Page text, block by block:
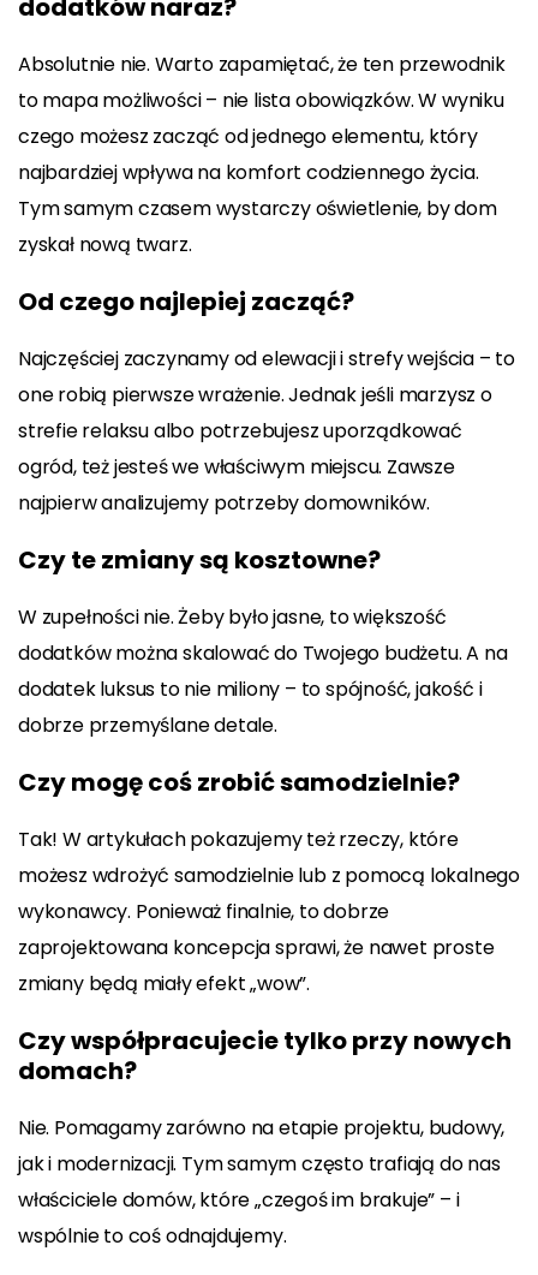
dodatków naraz?
Absolutnie nie. Warto zapamiętać, że ten przewodnik
to mapa możliwości – nie lista obowiązków. W wyniku
czego możesz zacząć od jednego elementu, który
najbardziej wpływa na komfort codziennego życia.
Tym samym czasem wystarczy oświetlenie, by dom
zyskał nową twarz.
Od czego najlepiej zacząć?
Najczęściej zaczynamy od elewacji i strefy wejścia – to
one robią pierwsze wrażenie. Jednak jeśli marzysz o
strefie relaksu albo potrzebujesz uporządkować
ogród, też jesteś we właściwym miejscu. Zawsze
najpierw analizujemy potrzeby domowników.
Czy te zmiany są kosztowne?
W zupełności nie. Żeby było jasne, to większość
dodatków można skalować do Twojego budżetu. A na
dodatek luksus to nie miliony – to spójność, jakość i
dobrze przemyślane detale.
Czy mogę coś zrobić samodzielnie?
Tak! W artykułach pokazujemy też rzeczy, które
możesz wdrożyć samodzielnie lub z pomocą lokalnego
wykonawcy. Ponieważ finalnie, to dobrze
zaprojektowana koncepcja sprawi, że nawet proste
zmiany będą miały efekt „wow”.
Czy współpracujecie tylko przy nowych
domach?
Nie. Pomagamy zarówno na etapie projektu, budowy,
jak i modernizacji. Tym samym często trafiają do nas
właściciele domów, które „czegoś im brakuje” – i
wspólnie to coś odnajdujemy.